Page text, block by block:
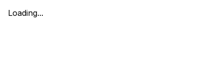
Loading...